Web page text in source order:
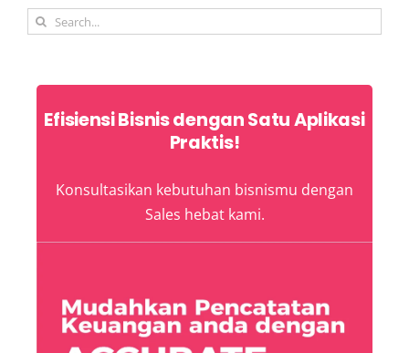
Search
Efisiensi Bisnis dengan Satu Aplikasi
Praktis!
Konsultasikan kebutuhan bisnismu dengan
Sales hebat kami.